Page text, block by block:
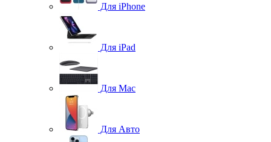
Для iPhone
Для iPad
Для Mac
Для Авто